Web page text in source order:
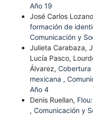
Año 19
José Carlos
formación de
Comunicación y
Julieta Carabaza,
Lucía Pasco,
Álvarez, Cobertura
mexicana ,
Año 4
Denis Ruellan,
, Comunicación y